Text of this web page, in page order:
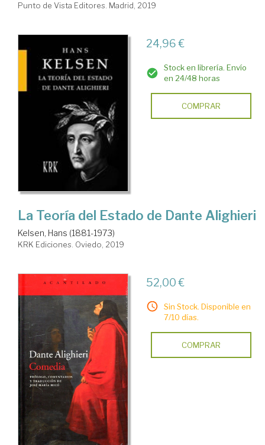
Punto de Vista Editores. Madrid, 2019
24,96 €
Stock en librería. Envío
en 24/48 horas
COMPRAR
La Teoría del Estado de Dante Alighieri
Kelsen, Hans (1881-1973)
KRK Ediciones. Oviedo, 2019
52,00 €
Sin Stock. Disponible en
7/10 días.
COMPRAR